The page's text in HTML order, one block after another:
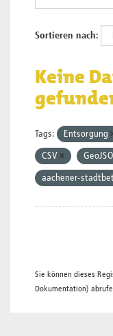
Sortieren nach
Keine
Tags: Entsorgung
CSV
aachener-
Sie können dieses
Dokumentation)